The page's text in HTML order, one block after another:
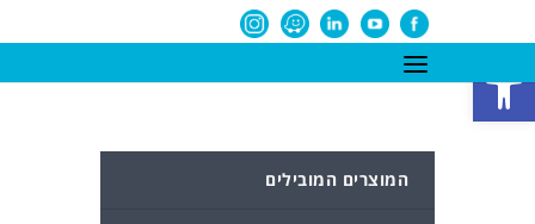
פתח סרגל נגישות
המוצרים המובילים